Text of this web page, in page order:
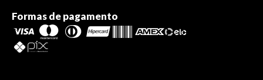
Formas de pagamento